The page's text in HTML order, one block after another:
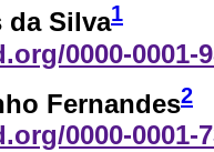
da Silva1
0000-0001-
Fernandes2
0000-0001-